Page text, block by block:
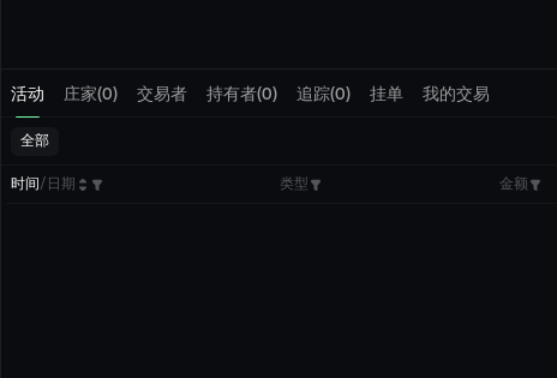
活动 庄家(0) 交易者 持有者(0) 追踪(0) 挂单 我的交易
全部
时间/日期 类型 金额